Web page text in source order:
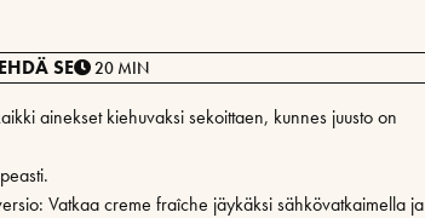
SE 20 MIN
ainekset kiehuvaksi sekoittaen, kunnes juusto on
Vatkaa creme fraîche jäykäksi sähkövatkaimella ja